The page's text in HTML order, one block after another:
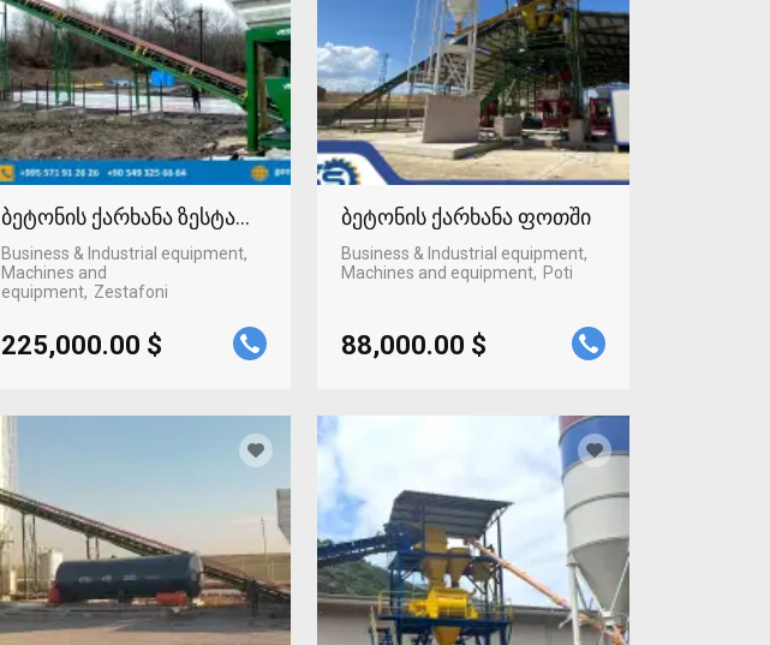
ბეტონის ქარხანა ზესტაფონში
Business & Industrial equipment,
Machines and
equipment Zestafoni
225,000.00 $
ბეტონის ქარხანა ფოთში
Business & Industrial equipment,
Machines and equipment
Poti
88,000.00 $